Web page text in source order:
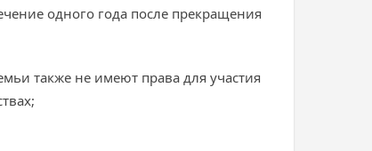
одного года после прекращения
также не имеют права для участия